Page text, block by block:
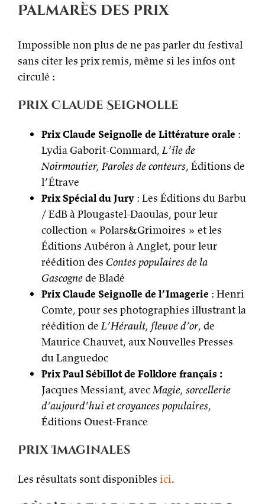
Palmarès des prix
Impossible non plus de ne pas parler du festival
sans citer les prix remis, même si les infos ont
circulé :
Prix Claude Seignolle
Prix Claude Seignolle de Littérature orale :
Lydia Gaborit-Commard, L’île de
Noirmoutier, Paroles de conteurs, Éditions de
l’Étrave
Prix Spécial du Jury : Les Éditions du Barbu
/ EdB à Plougastel-Daoulas, pour leur
collection « Polars&Grimoires » et les
Éditions Aubéron à Anglet, pour leur
réédition des Contes populaires de la
Gascognede Bladé
Prix Claude Seignolle de l’Imagerie : Henri
Comte, pour ses photographies illustrant la
réédition de L’Hérault, fleuve d’or, de
Maurice Chauvet, aux Nouvelles Presses
du Languedoc
Prix Paul Sébillot de Folklore français :
Jacques Messiant, avecMagie, sorcellerie
d’aujourd’hui et croyances populaires,
Éditions Ouest-France
Prix Imaginales
Les résultats sont disponibles ici.